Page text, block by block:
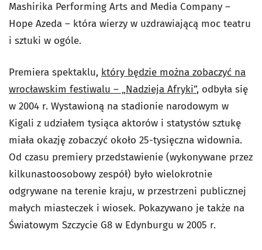
Mashirika Performing Arts and Media Company –
Hope Azeda – która wierzy w uzdrawiającą moc teatru
i sztuki w ogóle.
Premiera spektaklu, który będzie można zobaczyć na
wrocławskim festiwalu – „Nadzieja Afryki”, odbyła się
w 2004 r. Wystawioną na stadionie narodowym w
Kigali z udziałem tysiąca aktorów i statystów sztukę
miała okazję zobaczyć około 25-tysięczna widownia.
Od czasu premiery przedstawienie (wykonywane przez
kilkunastoosobowy zespół) było wielokrotnie
odgrywane na terenie kraju, w przestrzeni publicznej
małych miasteczek i wiosek. Pokazywano je także na
Światowym Szczycie G8 w Edynburgu w 2005 r.